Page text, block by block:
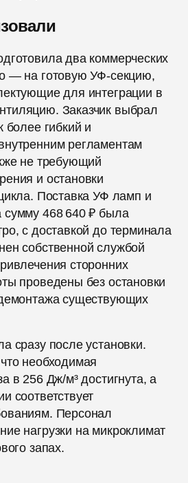
два коммерческих
— на готовую УФ-секцию,
для интеграции в
Заказчик выбрал
более гибкий и
регламентам
не требующий
и остановки
Поставка УФ ламп и
сумму 468 640 ₽ была
с доставкой до терминала
собственной службой
сторонних
проведены без остановки
существующих
сразу после установки.
необходимая
в 256 Дж/м³ достигнута, а
соответствует
Персонал
нагрузки на микроклимат
запах.